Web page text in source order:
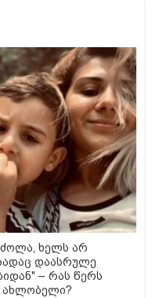
ხელს არ
დაასრულე
– რას წერს
ახლობელი?